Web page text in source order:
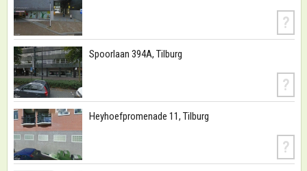
?
Spoorlaan 394A, Tilburg
?
Heyhoefpromenade 11, Tilburg
?